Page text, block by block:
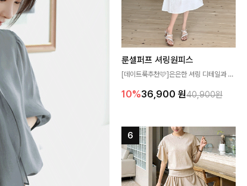
룬셀퍼프 셔링원피스
[데이트룩추천🩷]은은한 셔링 디테일과 퍼
성해주는 원피스🤍 허리 스모크 밴딩이 슬
즐기기 좋아요
10%36,900 원40,900원